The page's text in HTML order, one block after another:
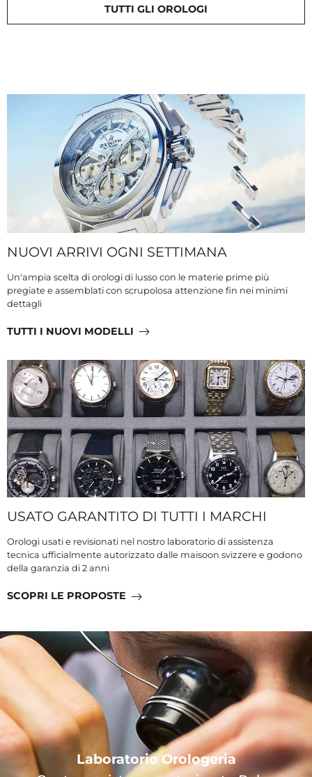
TUTTI GLI OROLOGI
NUOVI ARRIVI OGNI SETTIMANA
Un'ampia scelta di orologi di lusso con le materie prime più
pregiate e assemblati con scrupolosa attenzione fin nei minimi
dettagli
TUTTI I NUOVI MODELLI
USATO GARANTITO DI TUTTI I MARCHI
Orologi usati e revisionati nel nostro laboratorio di assistenza
tecnica ufficialmente autorizzato dalle maisoon svizzere e godono
della garanzia di 2 anni
SCOPRI LE PROPOSTE
Laboratorio Orologeria